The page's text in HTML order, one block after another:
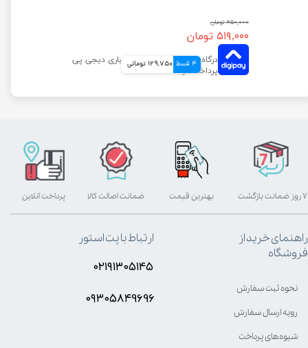
۶۵۰,۰۰۰ تومان
۵۱۹,۰۰۰ تومان
4 قسط 129,750 تومانی
بهترین قیمت پرداخت آنلاین ۷ روز ضمانت بازگشت ضمانت اصالت کالا
راهنمای خرید از
فروشگاه
نحوه ثبت سفارش
رویه ارسال سفارش
شیوه‌های پرداخت
ارتباط با پت استور
۰۲۱۹۱۳۰۵۱۴۵
۰۹۳۰۵8۴9696